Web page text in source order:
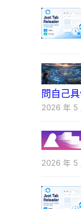
問自己
2026 年 5
2026 年 5